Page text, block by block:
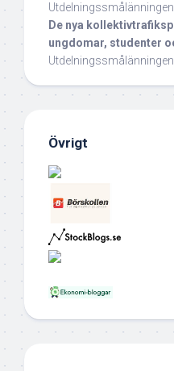
Utdelningssmålänningen
De nya
ungdomar, studenter
Utdelningssmålänningen
Övrigt